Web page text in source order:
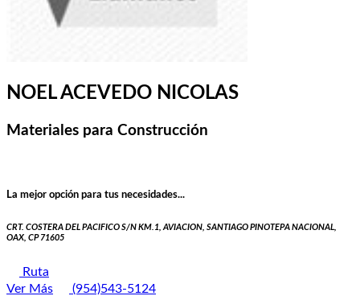
NOEL ACEVEDO NICOLAS
Materiales para Construcción
La mejor opción para tus necesidades...
CRT. COSTERA DEL PACIFICO S/N KM.1, AVIACION, SANTIAGO PINOTEPA NACIONAL,
OAX, CP 71605
Ruta
Ver Más
(954)543-5124